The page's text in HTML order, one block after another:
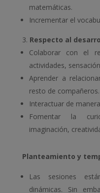
matemáticas.
Incrementar el
Respecto al
Colaborar con el
actividades,
Aprender a
resto de compañeros.
Interactuar de
Fomentar la
imaginación,
Planteamiento y
Las sesiones
dinámicas. Sin